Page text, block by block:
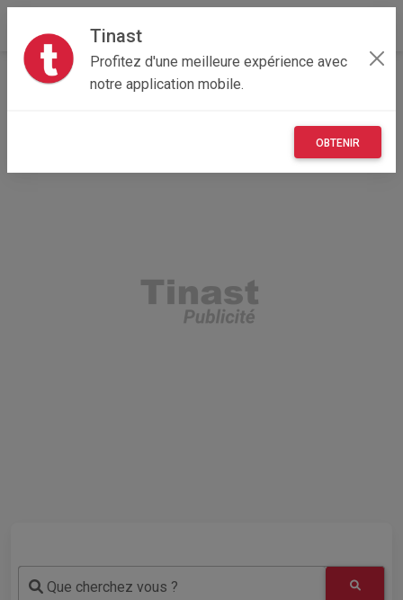
Tinast
Profitez d'une meilleure expérience avec
notre application mobile.
OBTENIR
Accueil Annonceur pauline
Que cherchez vous ?